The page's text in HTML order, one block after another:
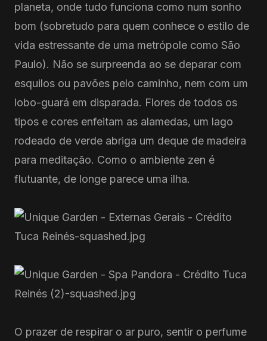
planeta, onde tudo funciona como num sonho
bom (sobretudo para quem conhece o estilo de
vida estressante de uma metrópole como São
Paulo). Não se surpreenda ao se deparar com
esquilos ou pavões pelo caminho, nem com um
lobo-guará em disparada. Flores de todos os
tipos e cores enfeitam as alamedas, um lago
rodeado de verde abriga um deque de madeira
para meditação. Como o ambiente zen é
flutuante, de longe parece uma ilha.
O prazer de respirar o ar puro, sentir o perfume